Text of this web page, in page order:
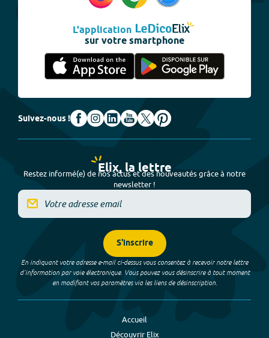
L'application
sur votre smartphone
Suivez-nous !
Elix, la lettre
Restez informé(e) de nos actus et des nouveautés grâce à notre
newsletter !
S'inscrire
En indiquant votre adresse e-mail ci-dessus vous consentez à recevoir notre lettre
d’information par voie électronique. Vous pouvez vous désinscrire à tout moment
en modifiant vos paramètres via les liens de désinscription.
Accueil
Découvrir Elix